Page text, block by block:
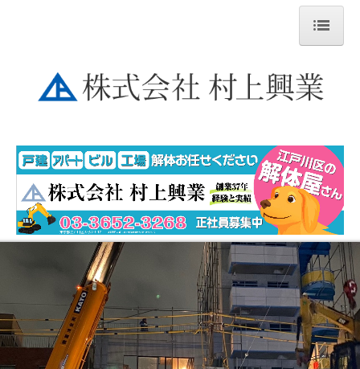
お知らせ
施工事例１ RC造・S造・工場・銀行
施工事例２ 木造・外構・舗装・切取り
工事実績
会社概要
代表挨拶